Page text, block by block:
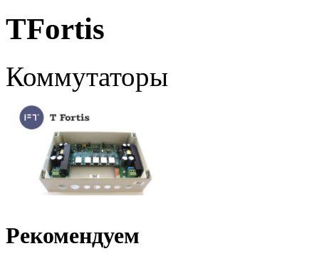
TFortis
Коммутаторы
Рекомендуем